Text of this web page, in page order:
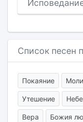
Список песен
Покаяние
Утешение
Вера Божия